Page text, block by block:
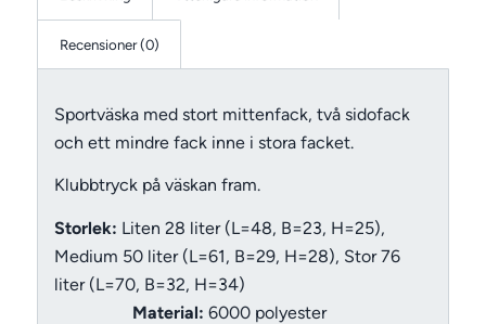
Recensioner (0)
Sportväska med stort mittenfack, två sidofack
och ett mindre fack inne i stora facket.
Klubbtryck på väskan fram.
Storlek: Liten 28 liter (L=48, B=23, H=25),
Medium 50 liter (L=61, B=29, H=28), Stor 76
liter (L=70, B=32, H=34)
Material: 6000 polyester